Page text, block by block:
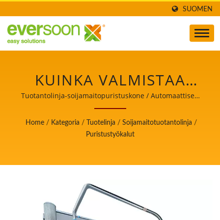
SUOMEN
KUINKA VALMISTAA
TOFUA,
TOFUTUOTANTO,
TOFUN VALMISTUS,
TOFUN VALMISTUS,
Tuotantolinja-soijamaitopuristuskone / Automaattisen
tofua ja soijamaitoa valmistavan koneen johtaja, jonka
ensisijainen tavoite on elintarviketurvallisuus.
Home / Kategoria / Tuotelinja / Soijamaitotuotantolinja /
Puristustyökalut